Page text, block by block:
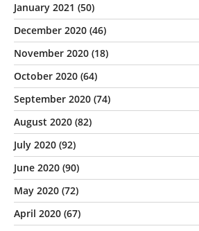
January 2021 (50)
December 2020 (46)
November 2020 (18)
October 2020 (64)
September 2020 (74)
August 2020 (82)
July 2020 (92)
June 2020 (90)
May 2020 (72)
April 2020 (67)